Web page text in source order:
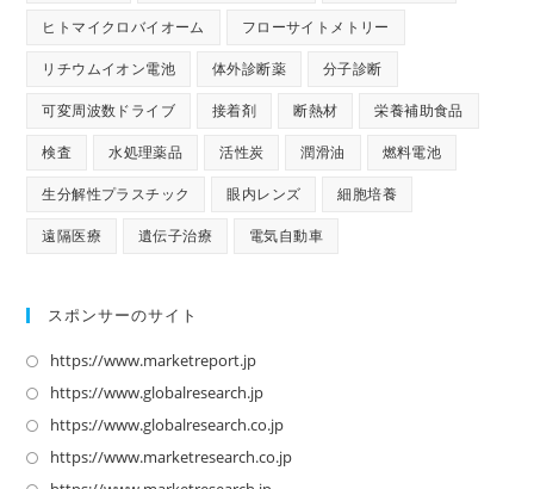
ヒトマイクロバイオーム フローサイトメトリー
リチウムイオン電池 体外診断薬 分子診断
可変周波数ドライブ 接着剤 断熱材 栄養補助食品
検査 水処理薬品 活性炭 潤滑油 燃料電池
生分解性プラスチック 眼内レンズ 細胞培養
遠隔医療 遺伝子治療 電気自動車
スポンサーのサイト
https://www.marketreport.jp新
し
い
タ
ブ
https://www.globalresearch.jp新
し
い
タ
https://www.globalresearch.co.jp新
し
https://www.marketresearch.co.jp新